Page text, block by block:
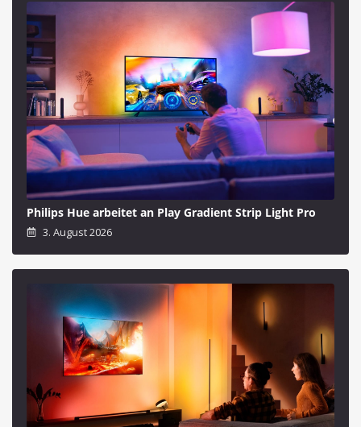
Philips Hue arbeitet an Play Gradient Strip Light Pro
3. August 2026